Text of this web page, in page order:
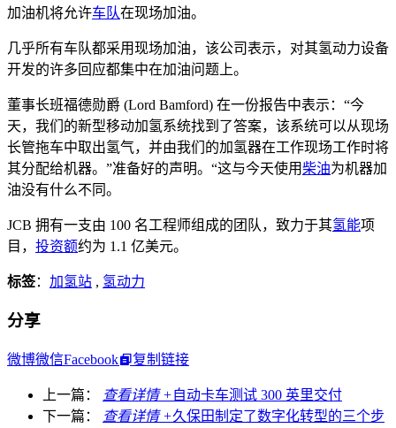
加油机将允许车队在现场加油。
几乎所有车队都采用现场加油，该公司表示，对其氢动力设备
开发的许多回应都集中在加油问题上。
董事长班福德勋爵 (Lord Bamford) 在一份报告中表示：“今
天，我们的新型移动加氢系统找到了答案，该系统可以从现场
长管拖车中取出氢气，并由我们的加氢器在工作现场工作时将
其分配给机器。”准备好的声明。“这与今天使用柴油为机器加
油没有什么不同。
JCB 拥有一支由 100 名工程师组成的团队，致力于其氢能项
目， 投资额约为 1.1 亿美元。
标签： 加氢站 , 氢动力
分享
微博微信Facebook 复制链接
上一篇： 查看详情 +自动卡车测试 300 英里交付
下一篇：
查看详情 +久保田制定了数字化转型的三个步